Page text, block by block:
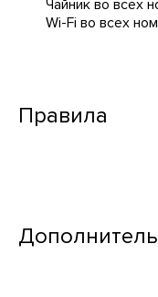
Чайник во всех
Wi-Fi во всех
Правила